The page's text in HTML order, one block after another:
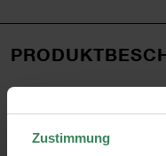
Zustimmung